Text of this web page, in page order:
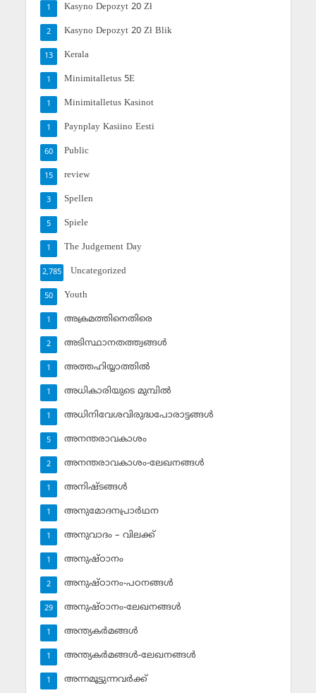
Kasyno Depozyt 20 Zł
1
Kasyno Depozyt 20 Zł Blik
2
Kerala
13
Minimitalletus 5E
1
Minimitalletus Kasinot
1
Paynplay Kasiino Eesti
1
Public
60
review
15
Spellen
3
Spiele
5
The Judgement Day
1
Uncategorized
2,785
Youth
50
അക്രമത്തിനെതിരെ
1
അടിസ്ഥാനതത്ത്വങ്ങള്‍
2
അത്തഹിയ്യാത്തില്‍
1
അധികാരിയുടെ മുമ്പില്‍
1
അധിനിവേശവിരുദ്ധപോരാട്ടങ്ങള്‍
1
അനന്തരാവകാശം
5
അനന്തരാവകാശം-ലേഖനങ്ങള്‍
2
അനിഷ്ടങ്ങള്‍
1
അനുമോദനപ്രാര്‍ഥന
1
അനുവാദം – വിലക്ക്‌
1
അനുഷ്ഠാനം
1
അനുഷ്ഠാനം-പഠനങ്ങള്‍
2
അനുഷ്ഠാനം-ലേഖനങ്ങള്‍
29
അന്ത്യകര്‍മങ്ങള്‍
1
അന്ത്യകര്‍മങ്ങള്‍-ലേഖനങ്ങള്‍
1
അന്നമൂട്ടുന്നവര്‍ക്ക്
1